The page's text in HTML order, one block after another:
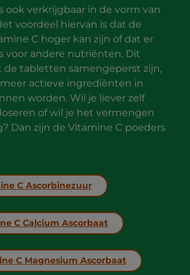
ook verkrijgbaar in de vorm van
voordeel hiervan is dat de
C hoger kan zijn of dat er
voor andere nutriënten. Dit
tabletten samengeperst zijn,
actieve ingrediënten in
worden. Wil je liever zelf
of wil je het vermengen
Dan zijn de Vitamine C poeders
C Ascorbinezuur
C Calcium Ascorbaat
C Magnesium Ascorbaat